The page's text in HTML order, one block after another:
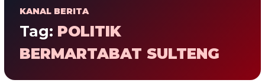
KANAL BERITA
Tag: POLITIK
BERMARTABAT SULTENG